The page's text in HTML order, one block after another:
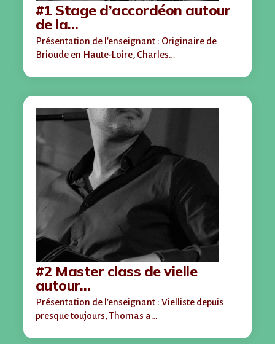
#1 Stage d’accordéon autour
de la…
Présentation de l'enseignant : Originaire de
Brioude en Haute-Loire, Charles…
#2 Master class de vielle
autour…
Présentation de l'enseignant : Vielliste depuis
presque toujours, Thomas a…